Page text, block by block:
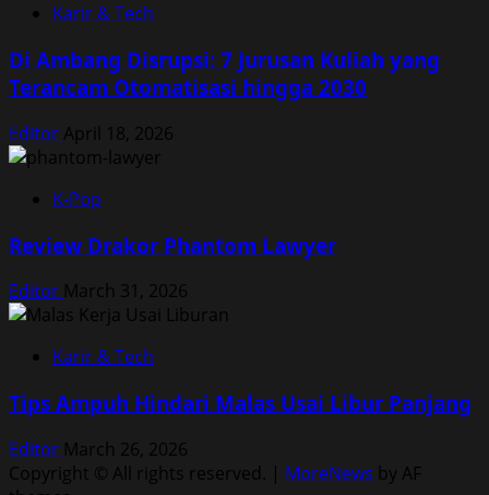
Karir & Tech
Di Ambang Disrupsi: 7 Jurusan Kuliah yang
Terancam Otomatisasi hingga 2030
Editor April 18, 2026
K-Pop
Review Drakor Phantom Lawyer
Editor March 31, 2026
Karir & Tech
Tips Ampuh Hindari Malas Usai Libur Panjang
Editor March 26, 2026
Copyright © All rights reserved. | MoreNews by AF